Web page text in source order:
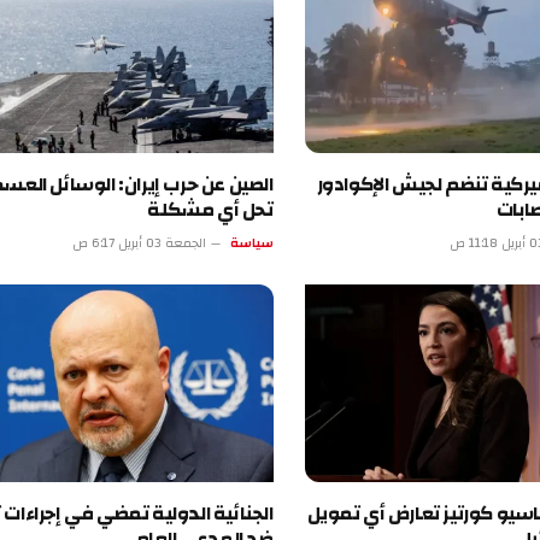
تنضم لجيش الإكوادور الصين عن حرب إيران: الوسائل العسكرية لا
تحل أي مشكلة
الجمعة 03 أبريل 6:17 ص
تعارض أي تمويل الجنائية الدولية تمضي في إجراءات